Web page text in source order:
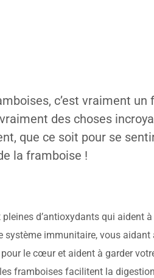
c’est vraiment
des choses
que ce soit pour se
la framboise !
d’antioxydants qui aident
système immunitaire, vous
le cœur et aident à garder
framboises facilitent la